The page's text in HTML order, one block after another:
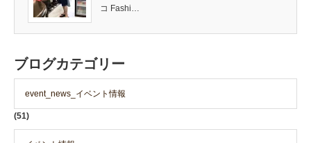
コ Fashi…
ブログカテゴリー
event_news_イベント情報
(51)